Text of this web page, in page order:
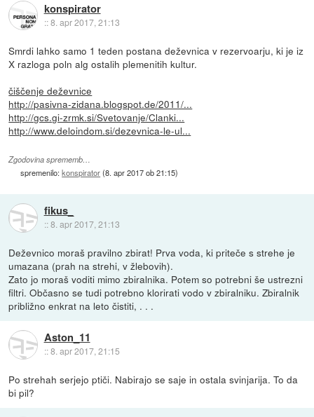
konspirator
::8. apr 2017, 21:13
Smrdi lahko samo 1 teden postana deževnica v rezervoarju, ki je iz
X razloga poln alg ostalih plemenitih kultur.
čiščenje deževnice
http://pasivna-zidana.blogspot.de/2011/...
http://gcs.gi-zrmk.si/Svetovanje/Clanki...
http://www.deloindom.si/dezevnica-le-ul...
Zgodovina sprememb…
spremenilo:konspirator(8. apr 2017 ob 21:15)
fikus_
::8. apr 2017, 21:13
Deževnico moraš pravilno zbirat! Prva voda, ki priteče s strehe je
umazana (prah na strehi, v žlebovih).
Zato jo moraš voditi mimo zbiralnika. Potem so potrebni še ustrezni
filtri. Občasno se tudi potrebno klorirati vodo v zbiralniku. Zbiralnik
približno enkrat na leto čistiti, . . .
Aston_11
::8. apr 2017, 21:15
Po strehah serjejo ptiči. Nabirajo se saje in ostala svinjarija. To da
bi pil?